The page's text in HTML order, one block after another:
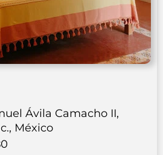
Ávila Camacho II,
México